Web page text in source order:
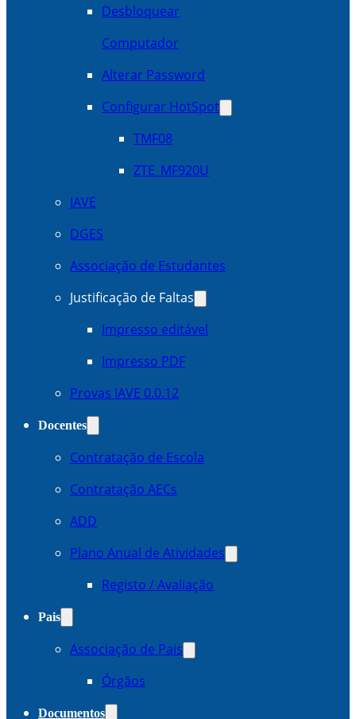
Desbloquear
Computador
Alterar Password
Configurar HotSpot
TMF08
ZTE_MF920U
IAVE
DGES
Associação de Estudantes
Justificação de Faltas
Impresso editável
Impresso PDF
Provas IAVE 0.0.12
Docentes
Contratação de Escola
Contratação AECs
ADD
Plano Anual de Atividades
Registo / Avaliação
Pais
Associação de Pais
Órgãos
Documentos